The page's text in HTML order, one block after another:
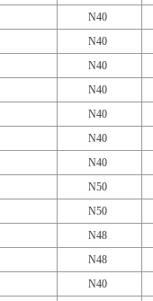
N40
N40
N40
N40
N40
N40
N40
N50
N50
N48
N48
N40